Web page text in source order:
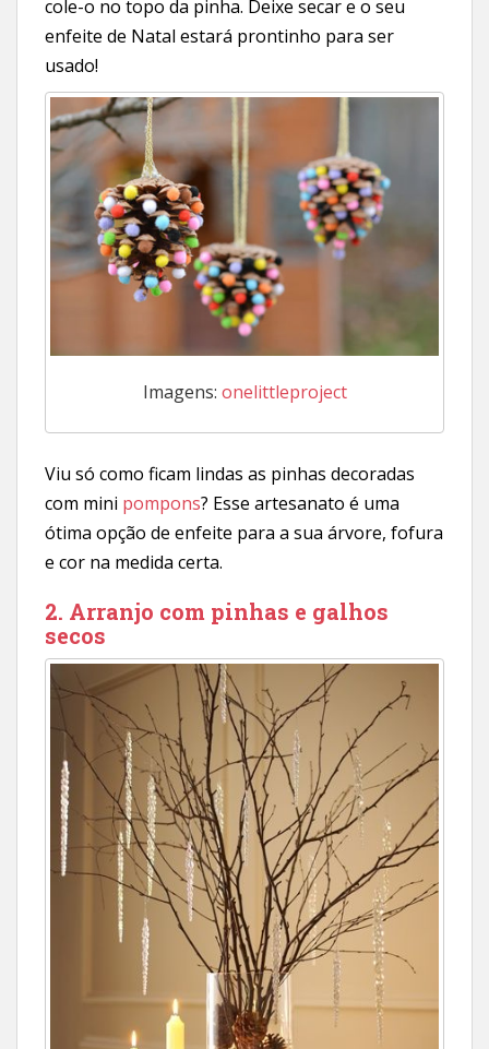
cole-o no topo da pinha. Deixe secar e o seu
enfeite de Natal estará prontinho para ser
usado!
Imagens: onelittleproject
Viu só como ficam lindas as pinhas decoradas
com mini pompons? Esse artesanato é uma
ótima opção de enfeite para a sua árvore, fofura
e cor na medida certa.
2. Arranjo com pinhas e galhos
secos